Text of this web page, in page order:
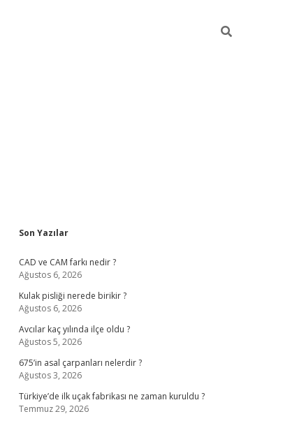
Sidebar
Son Yazılar
CAD ve CAM farkı nedir ?
Ağustos 6, 2026
Kulak pisliği nerede birikir ?
Ağustos 6, 2026
Avcılar kaç yılında ilçe oldu ?
Ağustos 5, 2026
675’in asal çarpanları nelerdir ?
Ağustos 3, 2026
Türkiye’de ilk uçak fabrikası ne zaman kuruldu ?
Temmuz 29, 2026